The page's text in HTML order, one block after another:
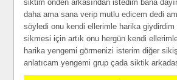
siktim önden arkasından istedim bana
daha ama sana verip mutlu edicem dedi
söyledi onu kendi ellerimle harika giydirdim
sikmesi için artık onu hergün kendi
harika yengemi görmenizi isterim diğer
anlatıcam yengemi grup çada siktik